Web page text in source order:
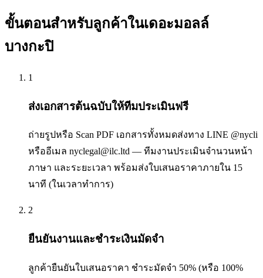
ขั้นตอนสำหรับลูกค้าในเดอะมอลล์
บางกะปิ
1
ส่งเอกสารต้นฉบับให้ทีมประเมินฟรี
ถ่ายรูปหรือ Scan PDF เอกสารทั้งหมดส่งทาง LINE @nycli
หรืออีเมล nyclegal@ilc.ltd — ทีมงานประเมินจำนวนหน้า
ภาษา และระยะเวลา พร้อมส่งใบเสนอราคาภายใน 15
นาที (ในเวลาทำการ)
2
ยืนยันงานและชำระเงินมัดจำ
ลูกค้ายืนยันใบเสนอราคา ชำระมัดจำ 50% (หรือ 100%